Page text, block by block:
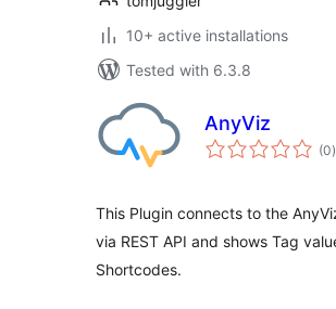
10+ active installations
Tested with 6.3.8
AnyViz
(0)
This Plugin connects to the
via REST API and shows Tag
Shortcodes.